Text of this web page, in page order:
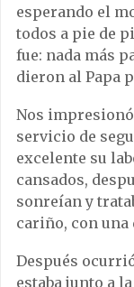
esperando el
todos a pie de
fue: nada más
dieron al Papa
Nos
servicio de
excelente su
cansados,
sonreían y
cariño, con
Después
estaba junto a